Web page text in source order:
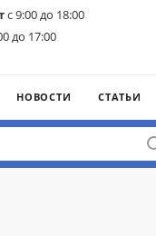
с 9:00 до 18:00
до 17:00
НОВОСТИ СТАТЬИ